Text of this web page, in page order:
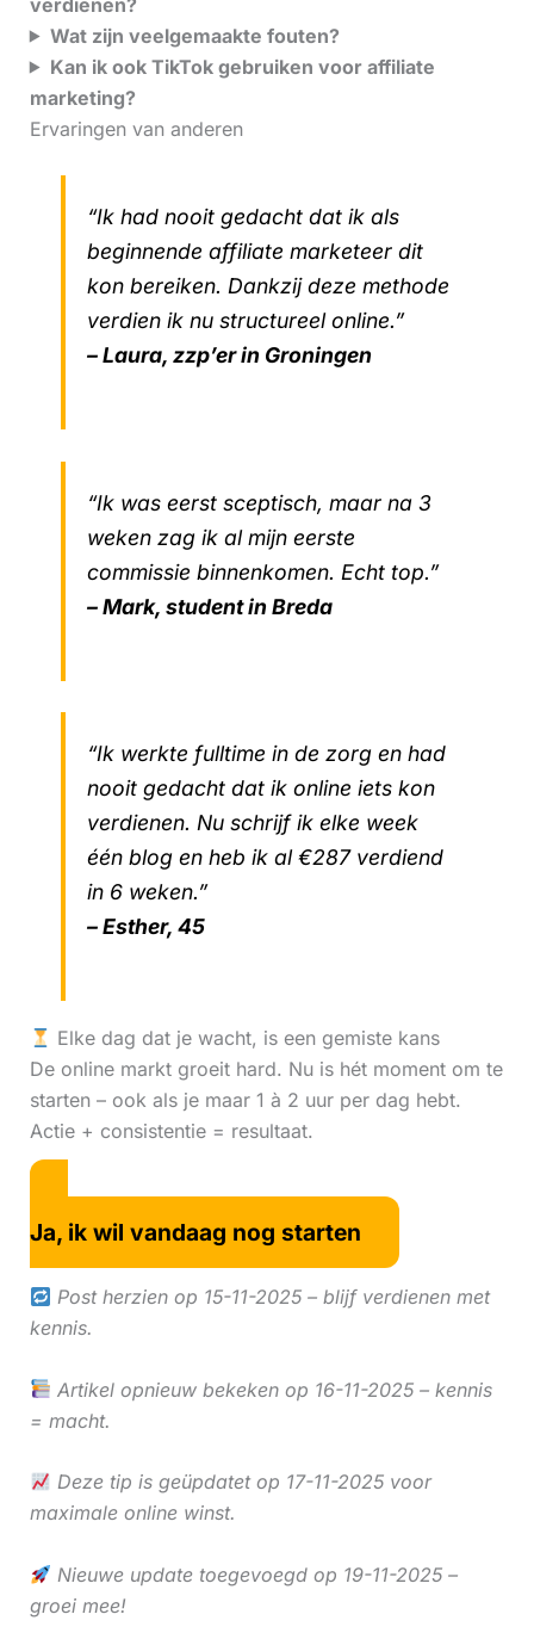
Wat zijn veelgemaakte fouten?
Kan ik ook TikTok gebruiken voor affiliate
marketing?
Ervaringen van anderen
“Ik had nooit gedacht dat ik als
beginnende affiliate marketeer dit
kon bereiken. Dankzij deze methode
verdien ik nu structureel online.”
– Laura, zzp’er in Groningen
“Ik was eerst sceptisch, maar na 3
weken zag ik al mijn eerste
commissie binnenkomen. Echt top.”
– Mark, student in Breda
“Ik werkte fulltime in de zorg en had
nooit gedacht dat ik online iets kon
verdienen. Nu schrijf ik elke week
één blog en heb ik al €287 verdiend
in 6 weken.”
– Esther, 45
Elke dag dat je wacht, is een gemiste kans
De online markt groeit hard. Nu is hét moment om te
starten – ook als je maar 1 à 2 uur per dag hebt.
Actie + consistentie = resultaat.
Ja, ik wil vandaag nog starten
Post herzien op 15-11-2025 – blijf verdienen met
kennis.
Artikel opnieuw bekeken op 16-11-2025 – kennis
= macht.
Deze tip is geüpdatet op 17-11-2025 voor
maximale online winst.
Nieuwe update toegevoegd op 19-11-2025 –
groei mee!